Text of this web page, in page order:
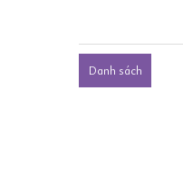
Danh sách